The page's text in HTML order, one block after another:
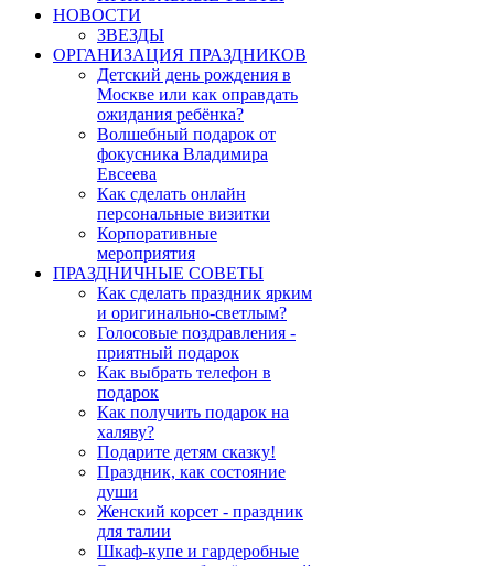
НОВОСТИ
ЗВЕЗДЫ
ОРГАНИЗАЦИЯ ПРАЗДНИКОВ
Детский день рождения в
Москве или как оправдать
ожидания ребёнка?
Волшебный подарок от
фокусника Владимира
Евсеева
Как сделать онлайн
персональные визитки
Корпоративные
мероприятия
ПРАЗДНИЧНЫЕ СОВЕТЫ
Как сделать праздник ярким
и оригинально-светлым?
Голосовые поздравления -
приятный подарок
Как выбрать телефон в
подарок
Как получить подарок на
халяву?
Подарите детям сказку!
Праздник, как состояние
души
Женский корсет - праздник
для талии
Шкаф-купе и гардеробные